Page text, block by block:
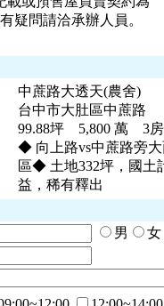
疑問請洽承辦人員。